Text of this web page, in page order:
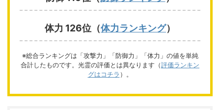
体力 126位（体力ランキング）
※総合ランキングは「攻撃力」「防御力」「体力」の値を単純
合計したものです。光霊の評価とは異なります（評価ランキン
グはコチラ ）。